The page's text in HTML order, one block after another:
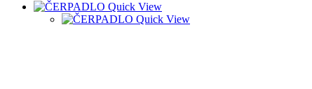
Quick View
Quick View